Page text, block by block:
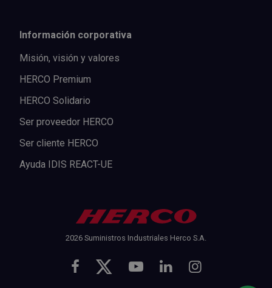
Información corporativa
Misión, visión y valores
HERCO Premium
HERCO Solidario
Ser proveedor HERCO
Ser cliente HERCO
Ayuda IDIS REACT-UE
2026 Suministros Industriales Herco S.A.